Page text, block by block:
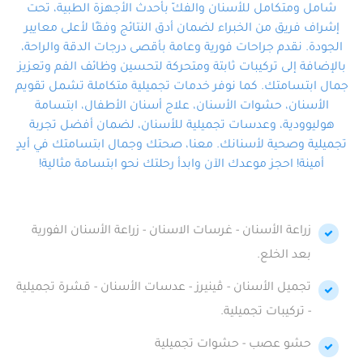
في أيد أمينة تلبي احتياجاتك بكل
احترافية ودقة.
شامل ومتكامل للأسنان والفكّ بأحدث الأجهزة الطبية، تحت
إشراف فريق من الخبراء لضمان أدق النتائج وفقًا لأعلى معايير
الجودة. نقدم جراحات فورية وعامة بأقصى درجات الدقة والراحة،
بالإضافة إلى تركيبات ثابتة ومتحركة لتحسين وظائف الفم وتعزيز
جمال ابتسامتك. كما نوفر خدمات تجميلية متكاملة تشمل تقويم
الأسنان، حشوات الأسنان، علاج أسنان الأطفال، ابتسامة
هوليوودية، وعدسات تجميلية للأسنان، لضمان أفضل تجربة
تجميلية وصحية لأسنانك. معنا، صحتك وجمال ابتسامتك في أيدٍ
أمينة! احجز موعدك الآن وابدأ رحلتك نحو ابتسامة مثالية!
زراعة الأسنان - غرسات الاسنان - زراعة الأسنان الفورية
بعد الخلع.
تجميل الأسنان - ڤينيرز - عدسات الأسنان - قشرة تجميلية
- تركيبات تجميلية.
حشو عصب - حشوات تجميلية